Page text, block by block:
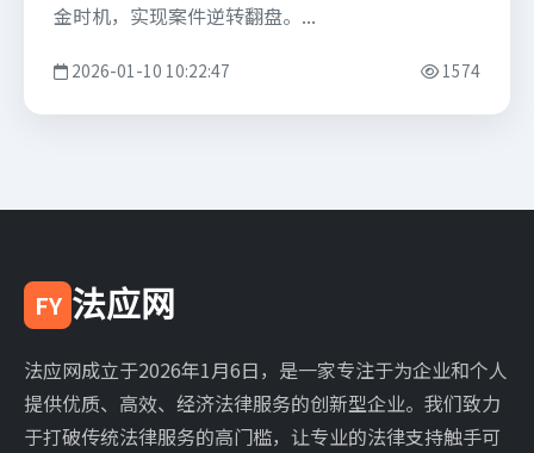
金时机，实现案件逆转翻盘。...
2026-01-10 10:22:47 1574
FY 法应网
法应网成立于2026年1月6日，是一家专注于为企业和个人
提供优质、高效、经济法律服务的创新型企业。我们致力
于打破传统法律服务的高门槛，让专业的法律支持触手可